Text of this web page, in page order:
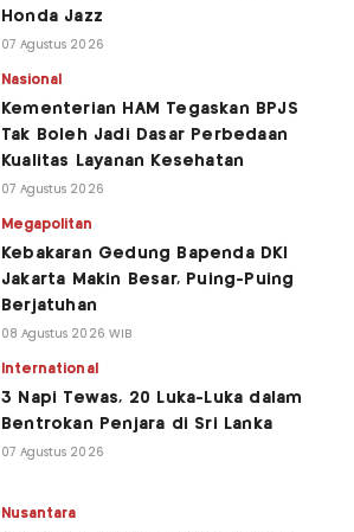
Honda Jazz
07 Agustus 2026
Nasional
Kementerian HAM Tegaskan BPJS
Tak Boleh Jadi Dasar Perbedaan
Kualitas Layanan Kesehatan
07 Agustus 2026
Megapolitan
Kebakaran Gedung Bapenda DKI
Jakarta Makin Besar, Puing-Puing
Berjatuhan
08 Agustus 2026 WIB
International
3 Napi Tewas, 20 Luka-Luka dalam
Bentrokan Penjara di Sri Lanka
07 Agustus 2026
Nusantara